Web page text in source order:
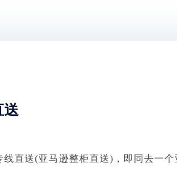
送
线直送(亚马逊整柜直送)，即同去一